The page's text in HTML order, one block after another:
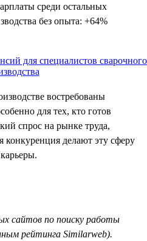
среди остальных
без опыта: +64%
востребованы
для тех, кто готов
спрос на рынке труда,
конкуренция делают эту сферу
сайтов по поиску работы
рейтинга Similarweb).